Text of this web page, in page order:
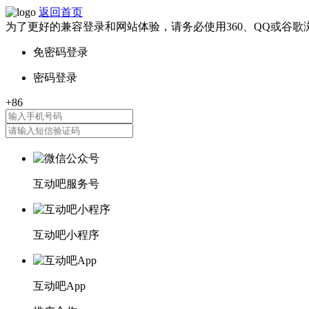
返回首页
为了更好的兼容登录和网站体验，请务必使用360、QQ或谷歌
互动吧服务号
互动吧小程序
互动吧App